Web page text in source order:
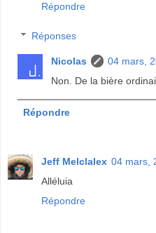
Répondre
Réponses
Nicolas
04 mars,
Non. De la bière
Répondre
Jeff Melclalex 04 mars,
Alléluia
Répondre